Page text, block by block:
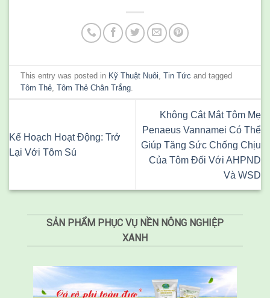
This entry was posted in Kỹ Thuật Nuôi ,Tin Tức and tagged
Tôm Thẻ ,Tôm Thẻ Chân Trắng
Kế Hoạch Hoạt Động: Trở
Lại Với Tôm Sú
Không Cắt Mắt Tôm Mẹ
Penaeus Vannamei Có Thể
Giúp Tăng Sức Chống Chịu
Của Tôm Đối Với AHPND
Và WSD
SẢN PHẨM PHỤC VỤ NỀN NÔNG NGHIỆP
XANH